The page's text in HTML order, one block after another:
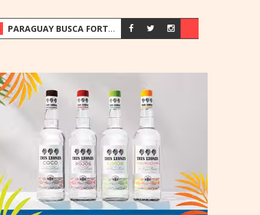
PARAGUAY BUSCA FORTALECER SU ESTRATEGIA ENERGÉTICA ANTE EL CRECIMIENTO DE LA DEMANDA